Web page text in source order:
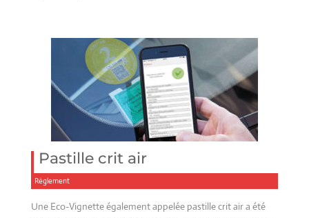
Pastille crit air
Réglement
Une Eco-Vignette également appelée pastille crit air a été